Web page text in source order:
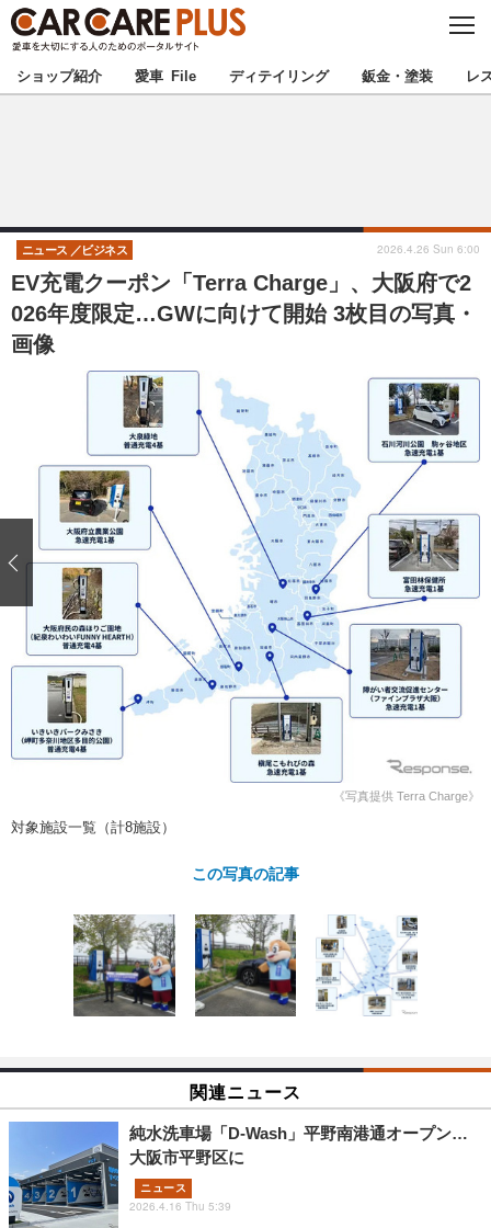
C
S
E
★カーケアプラス認定★ 厳選プロショップを地域から探す
甲信越 北陸
東海 関西
注目の記事
ショップレポート 愛車 File
自動車豆知識 ストップ！不具合修理＆粗悪修理
鈑金・塗装
ディテイリング
ディテイリング 洗車
ヘッドライト磨き コーティング
フィルム・ラッピング
鈑金・塗装
小キズ直し
特集記事
ストップ 不具合修理＆粗悪修理
カーメーカー「旧車」関連プロジェ
クト
コラム
ショップ紹介
ショップレポート プロショップ検索
レストア
カーメーカー「旧車」関連プロジ
ェクト
インタビュー
イベント
イベントレポート
ショップ紹介 愛車 File ディテイリング 鈑金・塗装 レ
EV充電クーポン「Terra Charge」、大阪府で2
026年度限定…GWに向けて開始 3枚目の写真・
画像
ニュース ビジネス 2026.4.26 Sun 6:00
《写真提供 Terra Charge》
対象施設一覧（計8施設）
この写真の記事
関連ニュース
純水洗車場「D-Wash」平野南港通オープン…
大阪市平野区に
ニュース
2026.4.16 Thu 5:39